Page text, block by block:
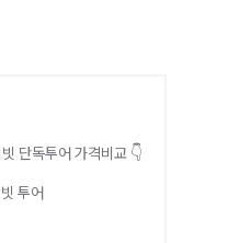
단독투어 가격비교 👇
투어